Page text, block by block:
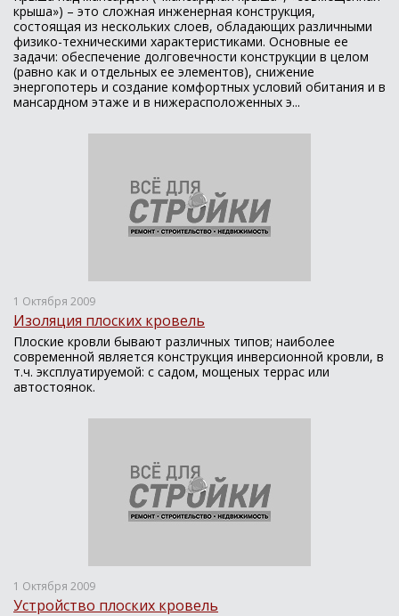
крыша») – это сложная инженерная конструкция,
состоящая из нескольких слоев, обладающих различными
физико-техническими характеристиками. Основные ее
задачи: обеспечение долговечности конструкции в целом
(равно как и отдельных ее элементов), снижение
энергопотерь и создание комфортных условий обитания и в
мансардном этаже и в нижерасположенных э...
1 Октября 2009
Изоляция плоских кровель
Плоские кровли бывают различных типов; наиболее
современной является конструкция инверсионной кровли, в
т.ч. эксплуатируемой: с садом, мощеных террас или
автостоянок.
1 Октября 2009
Устройство плоских кровель